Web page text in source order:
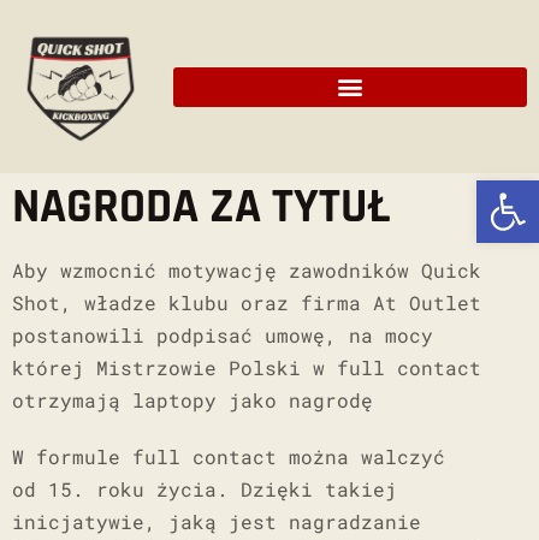
NAGRODA ZA TYTUŁ
Aby wzmocnić motywację zawodników Quick
Shot, władze klubu oraz firma At Outlet
postanowili podpisać umowę, na mocy
której Mistrzowie Polski w full contact
otrzymają laptopy jako nagrodę
W formule full contact można walczyć
od 15. roku życia. Dzięki takiej
inicjatywie, jaką jest nagradzanie